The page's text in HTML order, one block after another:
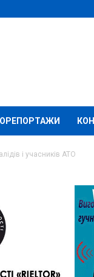
і учасників АТО
для